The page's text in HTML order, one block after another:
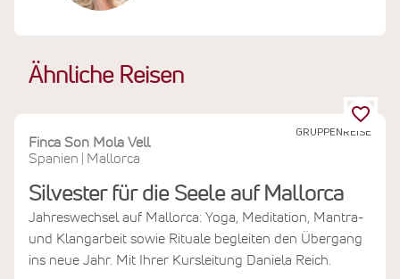
Ähnliche Reisen
GRUPPENREISE
Finca Son Mola Vell
Spanien
Mallorca
Silvester für die Seele auf Mallorca
Jahreswechsel auf Mallorca: Yoga, Meditation, Mantra-
und Klangarbeit sowie Rituale begleiten den Übergang
ins neue Jahr. Mit Ihrer Kursleitung Daniela Reich.